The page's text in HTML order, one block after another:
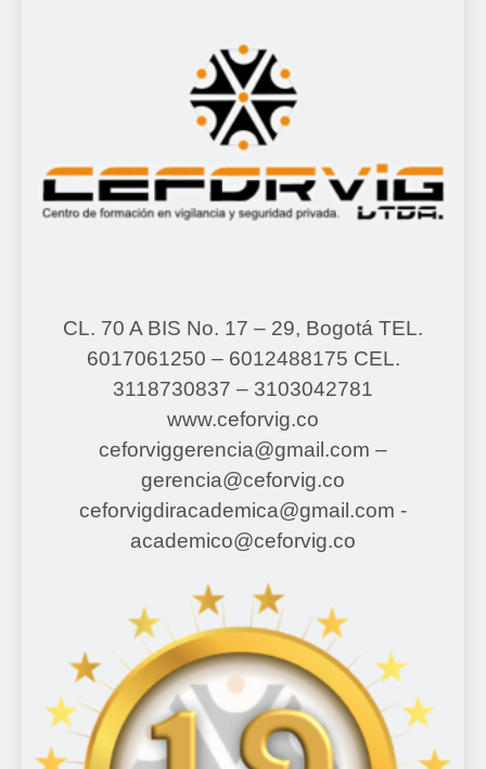
CL. 70 A BIS No. 17 – 29, Bogotá TEL.
6017061250 – 6012488175 CEL.
3118730837 – 3103042781
www.ceforvig.co
ceforviggerencia@gmail.com –
gerencia@ceforvig.co
ceforvigdiracademica@gmail.com -
academico@ceforvig.co